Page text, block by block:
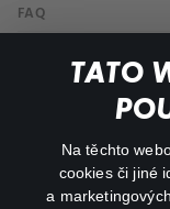
TATO
Na těchto
cookies či jiné
a
FAQ
Můj účet
Důležité odkazy
facebook